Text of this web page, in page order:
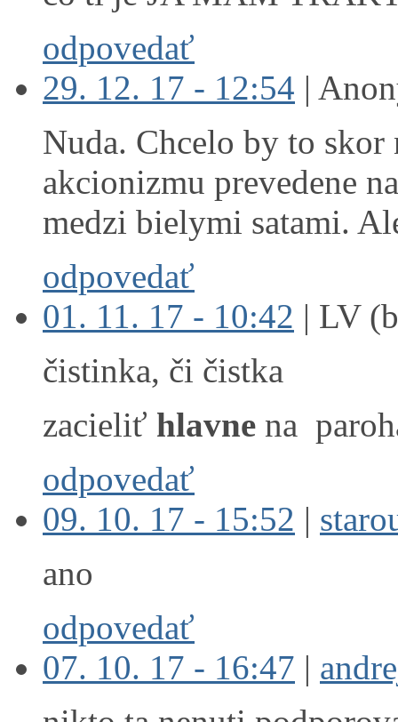
odpovedať
29. 12. 17 - 12:54 |
Nuda. Chcelo by to
akcionizmu prevedene
medzi bielymi satami.
odpovedať
01. 11. 17 - 10:42 | LV
čistinka, či čistka
zacieliť hlavne na
odpovedať
09. 10. 17 - 15:52 |
ano
odpovedať
07. 10. 17 - 16:47 |